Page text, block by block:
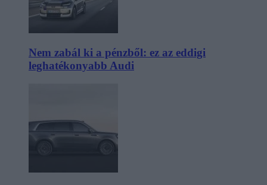
Nem zabál ki a pénzből: ez az eddigi
leghatékonyabb Audi